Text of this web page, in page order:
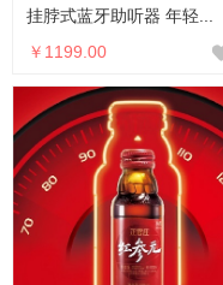
挂脖式蓝牙助听器 年轻...
￥1199.00